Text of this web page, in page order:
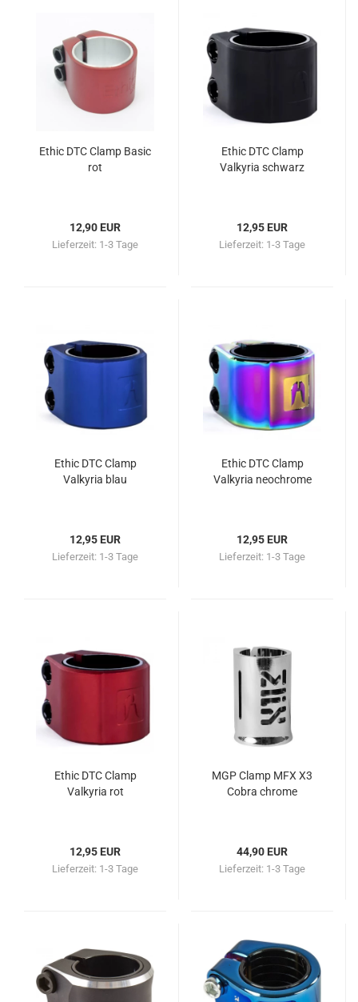
Ethic DTC Clamp Basic
rot
12,90 EUR
Lieferzeit: 1-3 Tage
Ethic DTC Clamp
Valkyria schwarz
12,95 EUR
Lieferzeit: 1-3 Tage
Ethic DTC Clamp
Valkyria blau
12,95 EUR
Lieferzeit: 1-3 Tage
Ethic DTC Clamp
Valkyria neochrome
12,95 EUR
Lieferzeit: 1-3 Tage
Ethic DTC Clamp
Valkyria rot
12,95 EUR
Lieferzeit: 1-3 Tage
MGP Clamp MFX X3
Cobra chrome
44,90 EUR
Lieferzeit: 1-3 Tage